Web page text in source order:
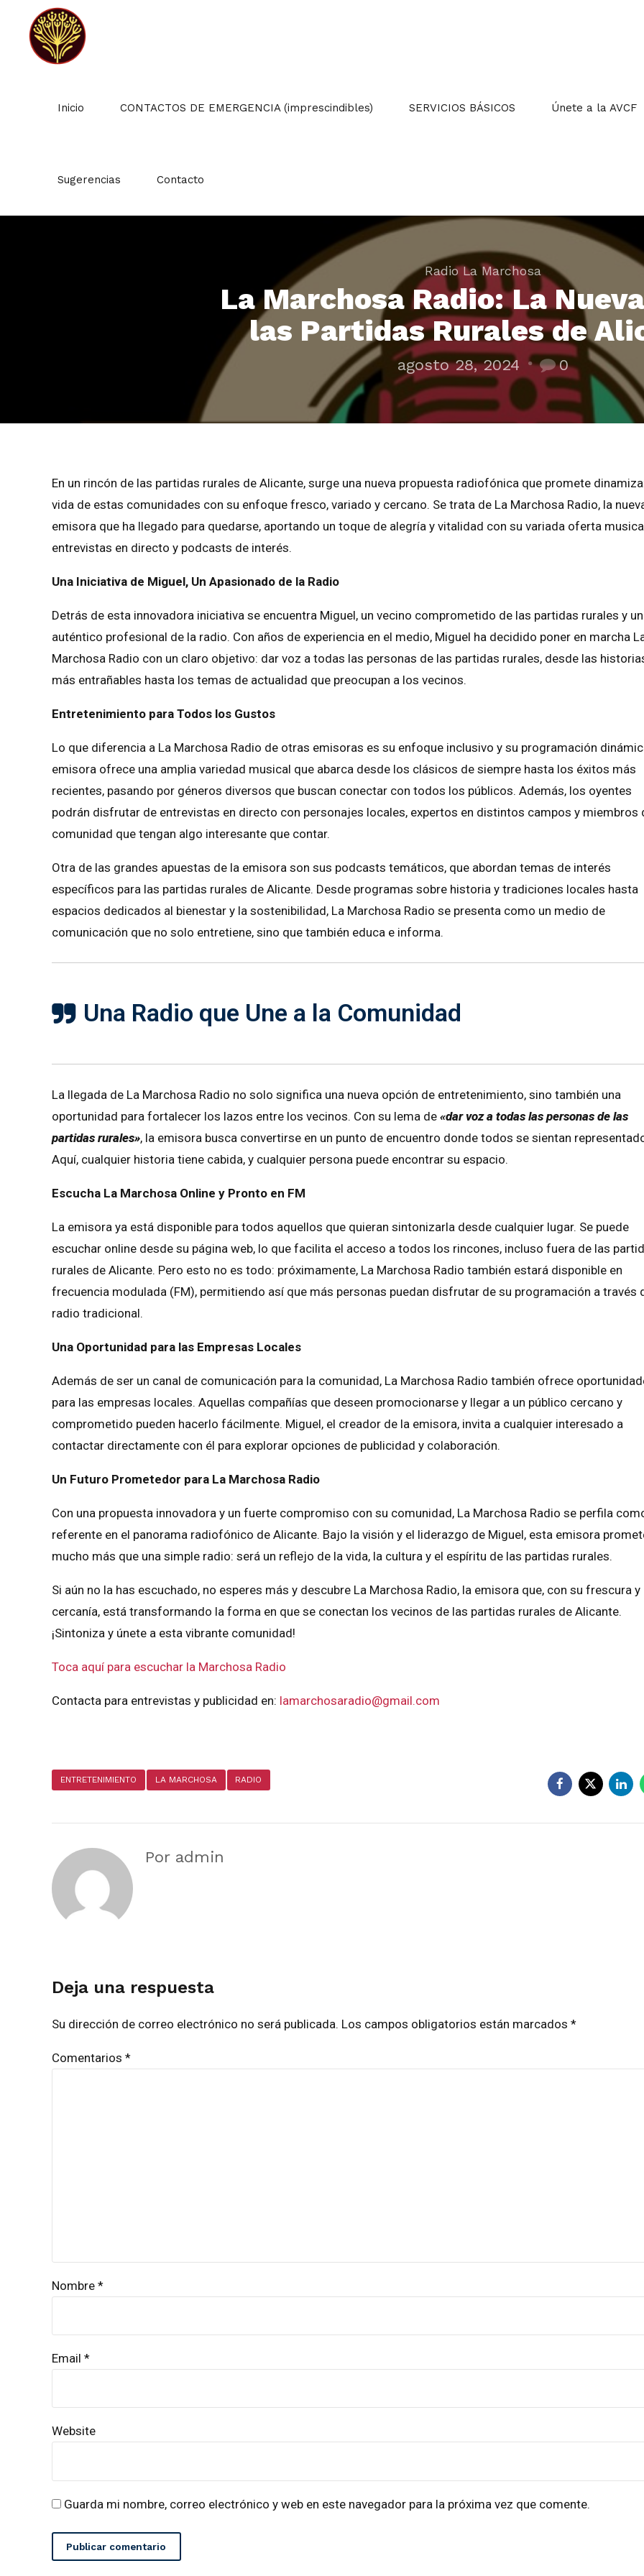
Inicio CONTACTOS DE EMERGENCIA (imprescindibles) SERVICIOS BÁSICOS Únete a la AVCF
Sugerencias Contacto
Radio La Marchosa
La Marchosa Radio: La
las Partidas Rurales de
agosto 28, 2024 0
En un rincón de las partidas rurales de Alicante, surge una nueva propuesta radiofónica que promete
vida de estas comunidades con su enfoque fresco, variado y cercano. Se trata de La Marchosa Radio, la
emisora que ha llegado para quedarse, aportando un toque de alegría y vitalidad con su variada oferta
entrevistas en directo y podcasts de interés.
Una Iniciativa de Miguel, Un Apasionado de la Radio
Detrás de esta innovadora iniciativa se encuentra Miguel, un vecino comprometido de las partidas rurales y un
auténtico profesional de la radio. Con años de experiencia en el medio, Miguel ha decidido poner en marcha
Marchosa Radio con un claro objetivo: dar voz a todas las personas de las partidas rurales, desde las
más entrañables hasta los temas de actualidad que preocupan a los vecinos.
Entretenimiento para Todos los Gustos
Lo que diferencia a La Marchosa Radio de otras emisoras es su enfoque inclusivo y su programación
emisora ofrece una amplia variedad musical que abarca desde los clásicos de siempre hasta los éxitos más
recientes, pasando por géneros diversos que buscan conectar con todos los públicos. Además, los oyentes
podrán disfrutar de entrevistas en directo con personajes locales, expertos en distintos campos y miembros
comunidad que tengan algo interesante que contar.
Otra de las grandes apuestas de la emisora son sus podcasts temáticos, que abordan temas de interés
específicos para las partidas rurales de Alicante. Desde programas sobre historia y tradiciones locales hasta
espacios dedicados al bienestar y la sostenibilidad, La Marchosa Radio se presenta como un medio de
comunicación que no solo entretiene, sino que también educa e informa.
Una Radio que Une a la Comunidad
La llegada de La Marchosa Radio no solo significa una nueva opción de entretenimiento, sino también una
oportunidad para fortalecer los lazos entre los vecinos. Con su lema de «dar voz a todas las personas de las
partidas rurales», la emisora busca convertirse en un punto de encuentro donde todos se sientan
Aquí, cualquier historia tiene cabida, y cualquier persona puede encontrar su espacio.
Escucha La Marchosa Online y Pronto en FM
La emisora ya está disponible para todos aquellos que quieran sintonizarla desde cualquier lugar. Se puede
escuchar online desde su página web, lo que facilita el acceso a todos los rincones, incluso fuera de las
rurales de Alicante. Pero esto no es todo: próximamente, La Marchosa Radio también estará disponible en
frecuencia modulada (FM), permitiendo así que más personas puedan disfrutar de su programación a través
radio tradicional.
Una Oportunidad para las Empresas Locales
Además de ser un canal de comunicación para la comunidad, La Marchosa Radio también ofrece
para las empresas locales. Aquellas compañías que deseen promocionarse y llegar a un público cercano y
comprometido pueden hacerlo fácilmente. Miguel, el creador de la emisora, invita a cualquier interesado a
contactar directamente con él para explorar opciones de publicidad y colaboración.
Un Futuro Prometedor para La Marchosa Radio
Con una propuesta innovadora y un fuerte compromiso con su comunidad, La Marchosa Radio se perfila
referente en el panorama radiofónico de Alicante. Bajo la visión y el liderazgo de Miguel, esta emisora
mucho más que una simple radio: será un reflejo de la vida, la cultura y el espíritu de las partidas rurales.
Si aún no la has escuchado, no esperes más y descubre La Marchosa Radio, la emisora que, con su frescura y
cercanía, está transformando la forma en que se conectan los vecinos de las partidas rurales de Alicante.
¡Sintoniza y únete a esta vibrante comunidad!
Toca aquí para escuchar la Marchosa Radio
Contacta para entrevistas y publicidad en: lamarchosaradio@gmail.com
ENTRETENIMIENTO LA MARCHOSA RADIO
Por admin
Deja una respuesta
Su dirección de correo electrónico no será publicada. Los campos obligatorios están marcados *
Comentarios *
Nombre *
Email *
Website
Guarda mi nombre, correo electrónico y web en este navegador para la próxima vez que comente.
Publicar comentario